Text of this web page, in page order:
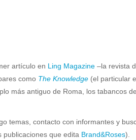
artículo en Ling Magazine –la revista
como The Knowledge (el particular
más antiguo de Roma, los tabancos de
temas, contacto con informantes y
que edita Brand&Roses).